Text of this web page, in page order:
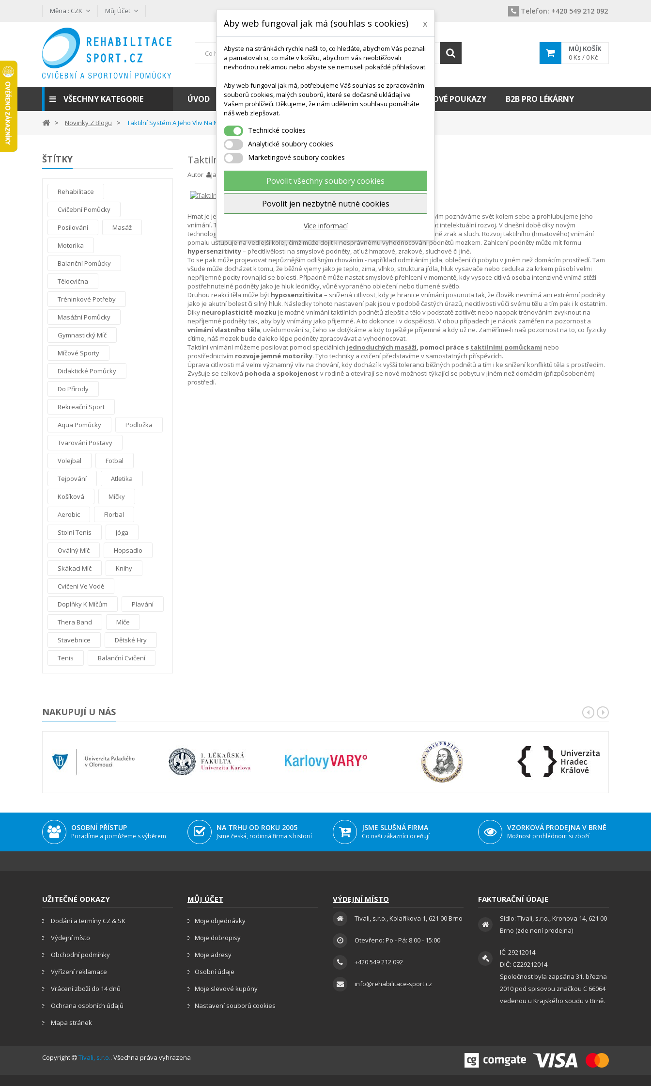
Měna : CZK Můj Účet Telefon: +420 549 212 092
MŮJ KOŠÍK
0 Ks / 0 Kč
VŠECHNY KATEGORIE ÚVOD KONTAKT DODÁNÍ A TERMÍNY CZ & SK DÁRKOVÉ POUKAZY B2B PRO LÉKÁRNY
Novinky Z Blogu Taktilní Systém A Jeho Vliv Na Naši Pohodu
ŠTÍTKY
Rehabilitace
Cvičební Pomůcky
Posilování Masáž
Motorika
Balanční Pomůcky
Tělocvična
Tréninkové Potřeby
Masážní Pomůcky
Gymnastický Míč
Míčové Sporty
Didaktické Pomůcky
Do Přírody
Rekreační Sport
Aqua Pomůcky Podložka
Tvarování Postavy
Volejbal Fotbal
Tejpování Atletika
Košíková Míčky
Aerobic Florbal
Stolní Tenis Jóga
Oválný Míč Hopsadlo
Skákací Míč Knihy
Cvičení Ve Vodě
Doplňky K Míčům Plavání
Thera Band Míče
Stavebnice Dětské Hry
Tenis Balanční Cvičení
Taktilní systém a jeho vliv na naši pohodu
Autor Jaroslava Soukupová
Hmat je jedním z nejdůležitějších smyslových systémů našeho těla. Jeho prostřednictvím poznáváme svět kolem sebe a prohlubujeme jeho
vnímání. Tím mozek získává množství podnětů a informací, díky kterým může probíhat intelektuální rozvoj. V dnešní době díky novým
technologiím a dennímu kontaktu s obrazovkami v práci i doma je stimulován převážně zrak a sluch. Rozvoj taktilního (hmatového) vnímání
pomalu ustupuje na vedlejší kolej, čímž může dojít k nesprávnému vyhodnocování podnětů mozkem. Zahlcení podněty může mít formu
hypersenzitivity– přecitlivělosti na smyslové podněty, ať už hmatové, zrakové, sluchové či jiné.
To se pak může projevovat nejrůznějším odlišným chováním - například odmítáním jídla, oblečení či pobytu v jiném než domácím prostředí. Tam
všude může docházet k tomu, že běžné vjemy jako je teplo, zima, vlhko, struktura jídla, hluk vysavače nebo cedulka za krkem působí velmi
nepříjemné pocity rovnající se bolesti. Případně může nastat smyslové přehlcení v momentě, kdy vysoce citlivá osoba intenzivně vnímá stěží
postřehnutelné podněty jako je hluk ledničky, vůně vypraného oblečení nebo tlumené světlo.
Druhou reakcí těla může být hyposenzitivita – snížená citlivost, kdy je hranice vnímání posunuta tak, že člověk nevnímá ani extrémní podněty
jako je akutní bolest či silný hluk. Následky tohoto nastavení pak jsou v podobě častých úrazů, necitlivosti vůči svému tělu a tím pak i k ostatním.
Díky neuroplasticitě mozku je možné vnímání taktilních podnětů zlepšit a tělo v podstatě zcitlivět nebo naopak trénováním zvyknout na
nepříjemné podněty tak, aby byly vnímány jako příjemné. A to dokonce i v dospělosti. V obou případech je nácvik zaměřen na pozornost a
vnímání vlastního těla, uvědomování si, čeho se dotýkáme a kdy to ještě je příjemné a kdy už ne. Zaměříme-li naši pozornost na to, co fyzicky
cítíme, náš mozek bude daleko lépe podněty zpracovávat a vyhodnocovat.
Taktilní vnímání můžeme posilovat pomocí speciálních jednoduchých masáží, pomocí práce s taktilními pomůckami nebo
prostřednictvím rozvoje jemné motoriky. Tyto techniky a cvičení představíme v samostatných příspěvcích.
Úprava citlivosti má velmi významný vliv na chování, kdy dochází k vyšší toleranci běžných podnětů a tím i ke snížení konfliktů těla s prostředím.
Zvyšuje se celková pohoda a spokojenost v rodině a otevírají se nové možnosti týkající se pobytu v jiném než domácím (přizpůsobeném)
prostředí.
NAKUPUJÍ U NÁS
OSOBNÍ PŘÍSTUP
Poradíme a pomůžeme s výběrem
NA TRHU OD ROKU 2005
Jsme česká, rodinná firma s historií
JSME SLUŠNÁ FIRMA
Co naši zákazníci oceňují
VZORKOVÁ PRODEJNA V BRNĚ
Možnost prohlédnout si zboží
UŽITEČNÉ ODKAZY
Dodání a termíny CZ & SK
Výdejní místo
Obchodní podmínky
Vyřízení reklamace
Vrácení zboží do 14 dnů
Ochrana osobních údajů
Mapa stránek
MŮJ ÚČET
Moje objednávky
Moje dobropisy
Moje adresy
Osobní údaje
Moje slevové kupóny
Nastavení souborů cookies
VÝDEJNÍ MÍSTO
Tivali, s.r.o., Kolaříkova 1, 621 00 Brno
Otevřeno: Po - Pá: 8:00 - 15:00
+420 549 212 092
info@rehabilitace-sport.cz
FAKTURAČNÍ ÚDAJE
Sídlo: Tivali, s.r.o., Kronova 14, 621 00
Brno (zde není prodejna)
IČ: 29212014
DIČ: CZ29212014
Společnost byla zapsána 31. března
2010 pod spisovou značkou C 66064
vedenou u Krajského soudu v Brně.
Copyright Tivali, s.r.o.. Všechna práva vyhrazena
Aby web fungoval jak má (souhlas s cookies) x
Abyste na stránkách rychle našli to, co hledáte, abychom Vás poznali
a pamatovali si, co máte v košíku, abychom vás neobtěžovali
nevhodnou reklamou nebo abyste se nemuseli pokaždé přihlašovat.
Aby web fungoval jak má, potřebujeme Váš souhlas se zpracováním
souborů cookies, malých souborů, které se dočasně ukládají ve
Vašem prohlížeči. Děkujeme, že nám udělením souhlasu pomáháte
náš web zlepšovat.
Technické cookies
Analytické soubory cookies
Marketingové soubory cookies
Povolit všechny soubory cookies
Povolit jen nezbytně nutné cookies
Více informací